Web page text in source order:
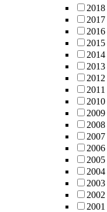
2018
2017
2016
2015
2014
2013
2012
2011
2010
2009
2008
2007
2006
2005
2004
2003
2002
2001